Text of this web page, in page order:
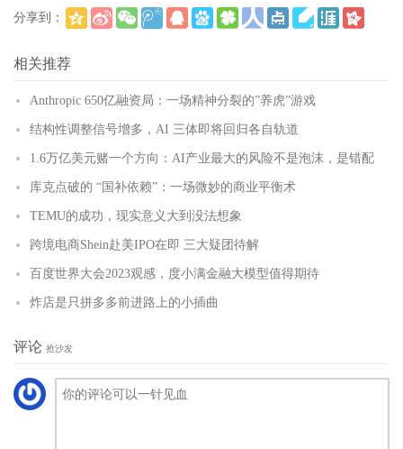
分享到：
相关推荐
Anthropic 650亿融资局：一场精神分裂的”养虎”游戏
结构性调整信号增多，AI 三体即将回归各自轨道
1.6万亿美元赌一个方向：AI产业最大的风险不是泡沫，是错配
库克点破的 “国补依赖”：一场微妙的商业平衡术
TEMU的成功，现实意义大到没法想象
跨境电商Shein赴美IPO在即 三大疑团待解
百度世界大会2023观感，度小满金融大模型值得期待
炸店是只拼多多前进路上的小插曲
评论 抢沙发